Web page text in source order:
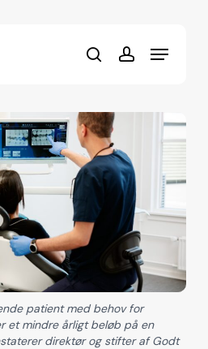
searchaccount
Menu
patient med behov for
et mindre årligt beløb på en
direktør og stifter af Godt
Close